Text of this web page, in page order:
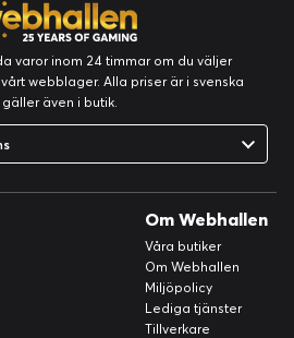
varor inom 24 timmar om du väljer
webblager. Alla priser är i svenska
även i butik.
Om Webhallen
Våra butiker
Om Webhallen
Miljöpolicy
Lediga tjänster
Tillverkare